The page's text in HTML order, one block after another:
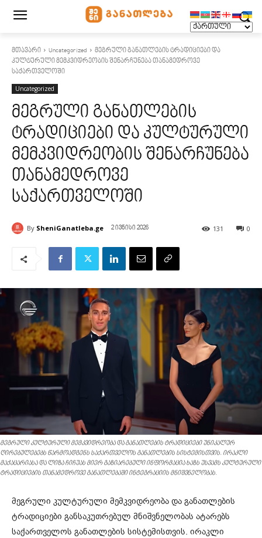
მთავარი Uncategorized
მეგრული განათლების ტრადიციები და
კულტურული მემკვიდრეობის შენარჩუნება თანამედროვე
საქართველოში
Uncategorized
მეგრული განათლების
ტრადიციები და კულტურული
მემკვიდრეობის შენარჩუნება
თანამედროვე
საქართველოში
By SheniGanatleba.ge 2 ივნისი 2026 0
131
მეგრული კულტურული მემკვიდრეობა და განათლების ტრადიციები უნიკალურ
ღირებულებებს წარმოადგენს საქართველოს განათლების სისტემისთვის. ირაკლი
მაქაცარიასა და ლიზა ჩიჩუას მიერ გაზიარებული ინფორმაცია ხაზს უსვამს კულტურული
ტრადიციების თანამედროვე განათლებაში ინტეგრაციის მნიშვნელობას.
მეგრული კულტურული მემკვიდრეობა და განათლების
ტრადიციები განსაკუთრებულ მნიშვნელობას ატარებს
საქართველოს განათლების სისტემისთვის. ირაკლი